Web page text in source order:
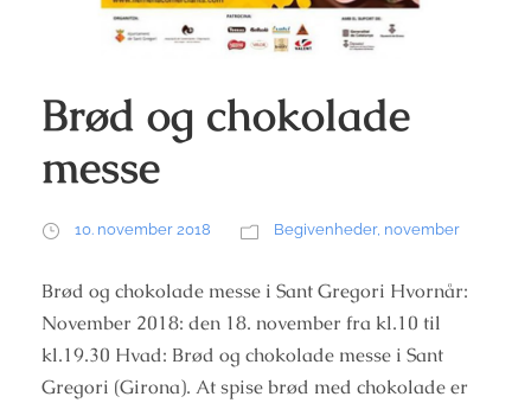
Brød og chokolade
messe
10. november 2018 Begivenheder, november
Brød og chokolade messe i Sant Gregori Hvornår:
November 2018: den 18. november fra kl.10 til
kl.19.30 Hvad: Brød og chokolade messe i Sant
Gregori (Girona). At spise brød med chokolade er